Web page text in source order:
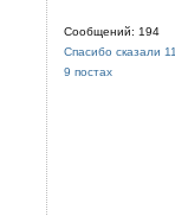
Сообщений: 194
Спасибо сказали
9 постах